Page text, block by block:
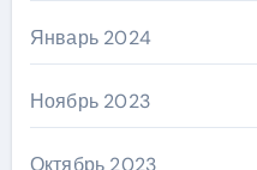
Январь 2024
Ноябрь 2023
Октябрь 2023